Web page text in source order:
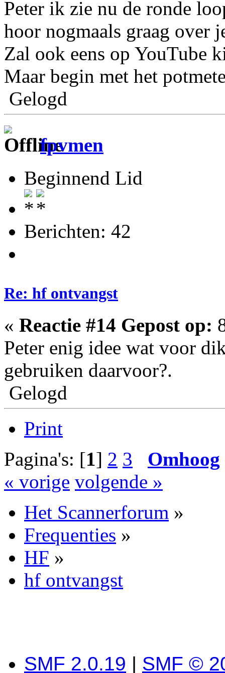
Peter ik zie nu de ronde
hoor nogmaals graag over
Zal ook eens op YouTube
Maar begin met het
Gelogd
fpvmen
Beginnend Lid
Berichten: 42
Re: hf ontvangst
« Reactie #14 Gepost op:
Peter enig idee wat voor
gebruiken daarvoor?.
Gelogd
Print
Pagina's: [1] 2 3
Omhoog
« vorige volgende »
Het Scannerforum »
Frequenties »
HF »
hf ontvangst
SMF 2.0.19 | SMF ©